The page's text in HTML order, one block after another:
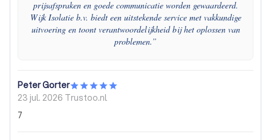
prijsafspraken en goede communicatie worden gewaardeerd.
Wijk Isolatie b.v. biedt een uitstekende service met vakkundige
uitvoering en toont verantwoordelijkheid bij het oplossen van
problemen.”
Peter Gorter
23 jul. 2026 Trustoo.nl
7